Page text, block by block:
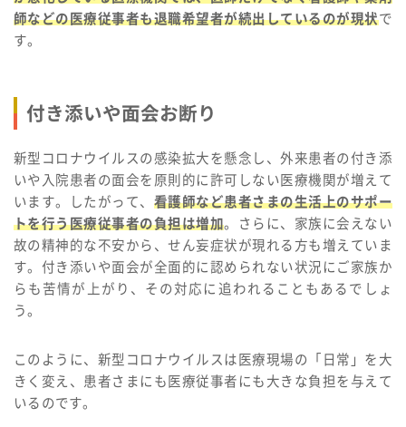
師などの医療従事者も退職希望者が続出しているのが現状で
す。
付き添いや面会お断り
新型コロナウイルスの感染拡大を懸念し、外来患者の付き添
いや入院患者の面会を原則的に許可しない医療機関が増えて
います。したがって、 看護師など患者さまの生活上のサポー
トを行う医療従事者の負担は増加。さらに、家族に会えない
故の精神的な不安から、せん妄症状が現れる方も増えていま
す。付き添いや面会が全面的に認められない状況にご家族か
らも苦情が上がり、その対応に追われることもあるでしょ
う。
このように、新型コロナウイルスは医療現場の「日常」を大
きく変え、患者さまにも医療従事者にも大きな負担を与えて
いるのです。